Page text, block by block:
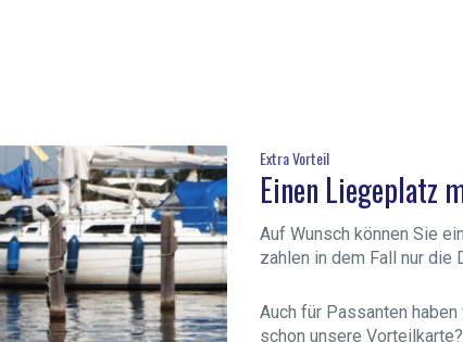
Extra Vorteil
Einen Liegeplatz
Auf Wunsch können Sie
zahlen in dem Fall nur
Auch für Passanten
schon unsere